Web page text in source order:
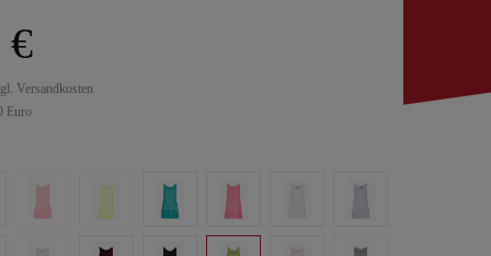
Versandkosten
Euro